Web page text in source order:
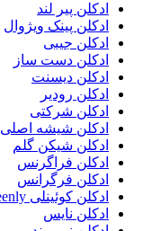
ادکلن پیر لند
ادکلن پینک ویژوال
ادکلن جیبی
ادکلن دست ساز
ادکلن دیسنت
ادکلن رودیر
ادکلن شرکتی
ادکلن شیشه اصلی
ادکلن شیکن گلم
ادکلن فراگرنس
ادکلن فرگرانس
ادکلن کوئینلی Queenly
ادکلن نایس